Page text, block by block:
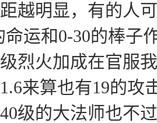
越明显，有的人
命运和0-30的棒子
烈火加成在官服
来算也有19的攻
级的大法师也不